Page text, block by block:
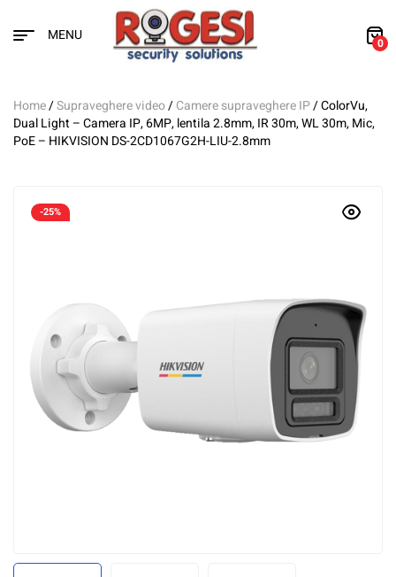
MENU 0
Home/Supraveghere video/Camere supraveghere IP/ ColorVu,
Dual Light – Camera IP, 6MP, lentila 2.8mm, IR 30m, WL 30m, Mic,
PoE – HIKVISION DS-2CD1067G2H-LIU-2.8mm
-25%